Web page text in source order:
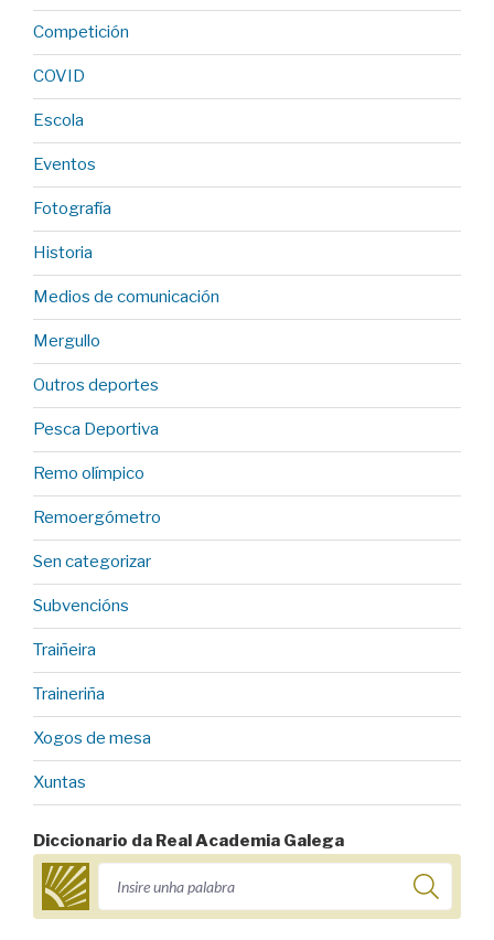
Competición
COVID
Escola
Eventos
Fotografía
Historia
Medios de comunicación
Mergullo
Outros deportes
Pesca Deportiva
Remo olímpico
Remoergómetro
Sen categorizar
Subvencións
Traiñeira
Traineriña
Xogos de mesa
Xuntas
Diccionario da Real Academia Galega